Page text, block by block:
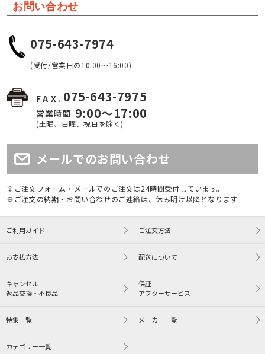
お問い合わせ
075-643-7974
(受付/営業日の10:00～16:00)
FAX. 075-643-7975
営業時間 9:00～17:00
(土曜、日曜、祝日を除く)
メールでのお問い合わせ
※ご注文フォーム・メールでのご注文は24時間受付しています。
※ご注文の納期・お問い合わせのご連絡は、休み明け以降となります
ご利用ガイド ご注文方法
お支払方法 配送について
キャンセル
返品交換・不良品
保証
アフターサービス
特集一覧 メーカー一覧
カテゴリー一覧